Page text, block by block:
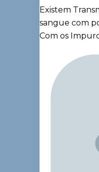
Existem
sangue com
Com os